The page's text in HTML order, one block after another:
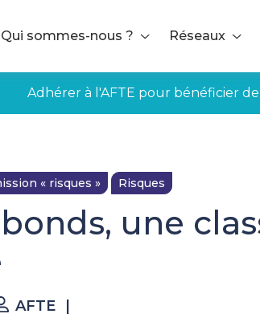
Qui sommes-nous ? Réseaux
Adhérer à l'AFTE pour bénéficier
« risques » Risques
une
AFTE